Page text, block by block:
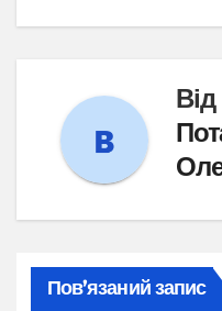
Від
Пов’язаний запис